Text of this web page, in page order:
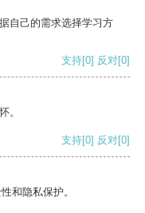
自己的需求选择学习方
支持[0] 反对[0]
。
支持[0] 反对[0]
和隐私保护。